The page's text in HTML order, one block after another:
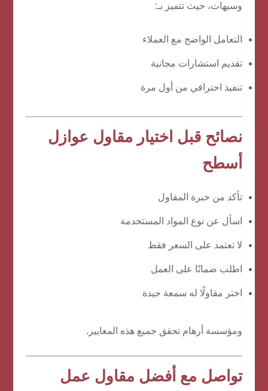
وسيهات، حيث تتميز بـ:
التعامل الواضح مع العملاء
تقديم استشارات مجانية
تنفيذ احترافي من أول مرة
نصائح قبل اختيار مقاول عوازل
أسطح
تأكد من خبرة المقاول
اسأل عن نوع المواد المستخدمة
لا تعتمد على السعر فقط
اطلب ضمانًا على العمل
اختر مقاولًا له سمعة جيدة
ومؤسسة أرهام تحقق جميع هذه المعايير.
تواصل مع أفضل مقاول عمل